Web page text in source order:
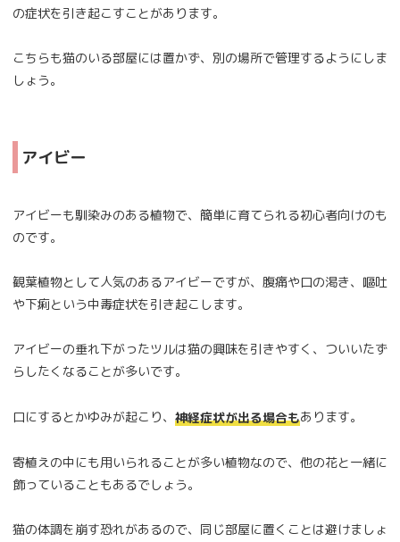
の症状を引き起こすことがあります。
こちらも猫のいる部屋には置かず、別の場所で管理するようにしま
しょう。
アイビー
アイビーも馴染みのある植物で、簡単に育てられる初心者向けのも
のです。
観葉植物として人気のあるアイビーですが、腹痛や口の渇き、嘔吐
や下痢という中毒症状を引き起こします。
アイビーの垂れ下がったツルは猫の興味を引きやすく、ついいたず
らしたくなることが多いです。
口にするとかゆみが起こり、 神経症状が出る場合もあります。
寄植えの中にも用いられることが多い植物なので、他の花と一緒に
飾っていることもあるでしょう。
猫の体調を崩す恐れがあるので、同じ部屋に置くことは避けましょ